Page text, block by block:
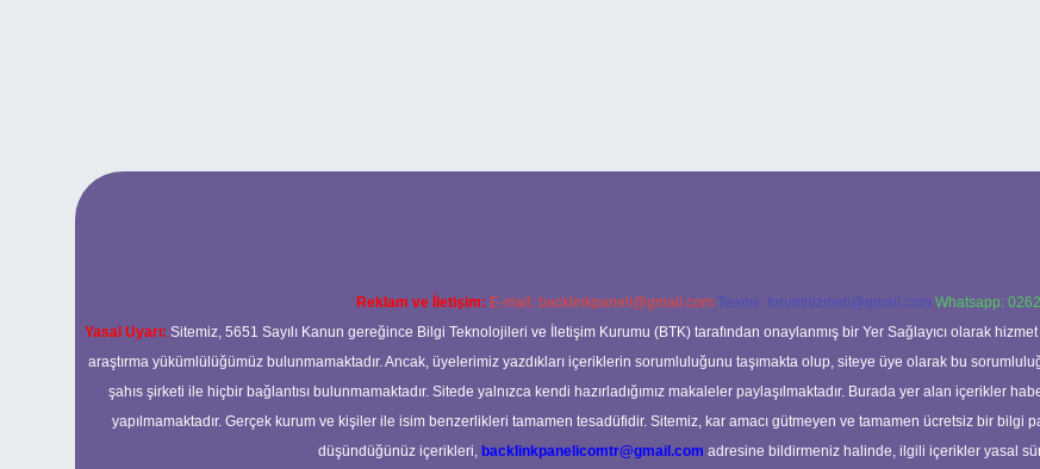
Reklam ve İletişim: E-mail: backlinkpaneli@gmail.com Teams: forumhizmeti@gmail.com Whatsapp:
Yasal Uyarı: Sitemiz, 5651 Sayılı Kanun gereğince Bilgi Teknolojileri ve İletişim Kurumu (BTK) tarafından onaylanmış bir Yer Sağlayıcı olarak
araştırma yükümlülüğümüz bulunmamaktadır. Ancak, üyelerimiz yazdıkları içeriklerin sorumluluğunu taşımakta olup, siteye üye olarak bu
şahıs şirketi ile hiçbir bağlantısı bulunmamaktadır. Sitede yalnızca kendi hazırladığımız makaleler paylaşılmaktadır. Burada yer alan içerikler
yapılmamaktadır. Gerçek kurum ve kişiler ile isim benzerlikleri tamamen tesadüfidir. Sitemiz, kar amacı gütmeyen ve tamamen ücretsiz bir bilgi
düşündüğünüz içerikleri, backlinkpanelicomtr@gmail.com adresine bildirmeniz halinde, ilgili içerikler yasal